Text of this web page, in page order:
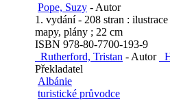
Pope, Suzy - Autor
1. vydání - 208 stran :
mapy, plány ; 22 cm
ISBN 978-80-7700-193-9
Rutherford, Tristan - Autor
Překladatel
Albánie
turistické průvodce